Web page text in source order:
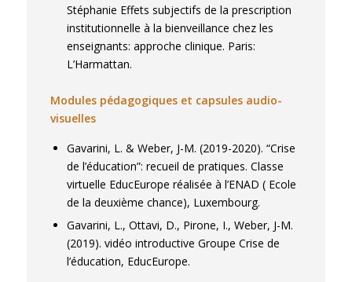
Stéphanie Effets subjectifs de la prescription
institutionnelle à la bienveillance chez les
enseignants: approche clinique. Paris:
L’Harmattan.
Modules pédagogiques et capsules audio-
visuelles
Gavarini, L. & Weber, J-M. (2019-2020). “Crise
de l’éducation”: recueil de pratiques. Classe
virtuelle EducEurope réalisée à l’ENAD ( Ecole
de la deuxième chance), Luxembourg.
Gavarini, L., Ottavi, D., Pirone, I., Weber, J-M.
(2019). vidéo introductive Groupe Crise de
l’éducation, EducEurope.